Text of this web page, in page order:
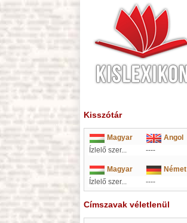
Kisszótár
Magyar
Angol
Ízlelő szer...
----
Magyar
Német
Ízlelő szer...
----
Címszavak véletlenül